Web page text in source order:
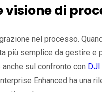
visione di
nel processo.
più semplice da gestire
sul confronto con
Enhanced ha una